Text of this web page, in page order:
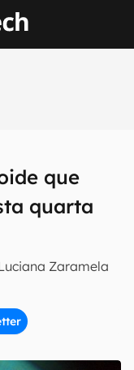
que
quarta
Zaramela
em primeira
os Termos de